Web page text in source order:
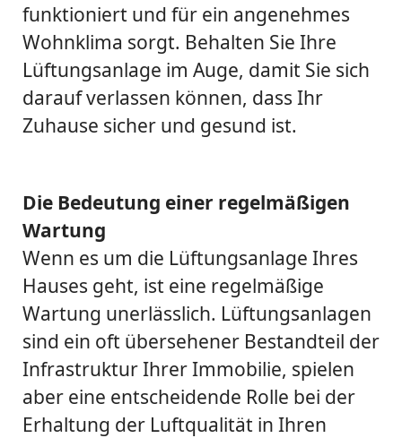
funktioniert und für ein angenehmes
Wohnklima sorgt. Behalten Sie Ihre
Lüftungsanlage im Auge, damit Sie sich
darauf verlassen können, dass Ihr
Zuhause sicher und gesund ist.
Die Bedeutung einer regelmäßigen
Wartung
Wenn es um die Lüftungsanlage Ihres
Hauses geht, ist eine regelmäßige
Wartung unerlässlich. Lüftungsanlagen
sind ein oft übersehener Bestandteil der
Infrastruktur Ihrer Immobilie, spielen
aber eine entscheidende Rolle bei der
Erhaltung der Luftqualität in Ihren